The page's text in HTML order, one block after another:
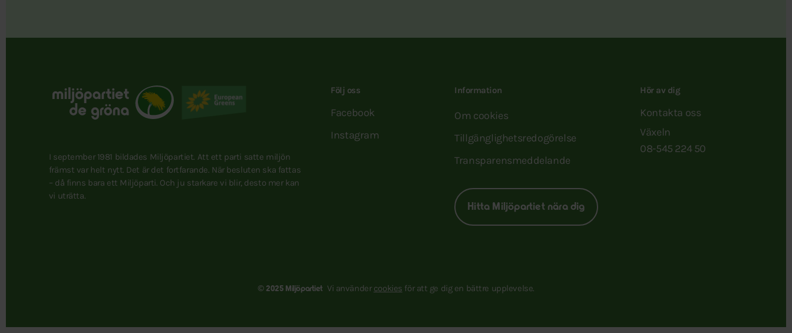
I september 1981 bildades Miljöpartiet. Att ett parti satte miljön
främst var helt nytt. Det är det fortfarande. När besluten ska fattas
– då finns bara ett Miljöparti. Och ju starkare vi blir, desto mer kan
vi uträtta.
Följ oss
Facebook
Instagram
Information
Om cookies
Tillgänglighetsredogörelse
Transparensmeddelande
Hitta Miljöpartiet nära dig
Hör av dig
Kontakta oss
Växeln
08-545 224 50
© 2025 Miljöpartiet Vi använder cookies för att ge dig en bättre upplevelse.